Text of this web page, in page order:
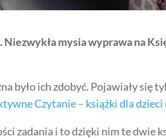
mysia wyprawa na
było ich zdobyć. Pojawiały się
Czytanie – książki dla dzieci
zadania i to dzięki nim te dwie